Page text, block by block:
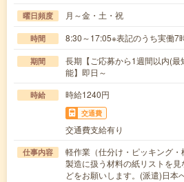
曜日頻度 月～金・土・祝
時間 8:30～17:05※表記のうち実働7
期間
長期【ご応募から1週間以内(
能】即日～
時給 時給1240円
交通費
交通費支給有り
仕事内容
軽作業（仕分け・ピッキング・
製造に扱う材料の紙リストを
どをお願いします。(派遣)日